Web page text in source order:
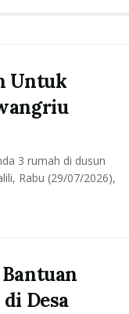
Untuk
3 rumah di dusun
Rabu (29/07/2026),
Desa